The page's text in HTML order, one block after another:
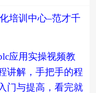
培训中心–范才千
应用实操视频教
讲解，手把手的程
门与提高，看完就